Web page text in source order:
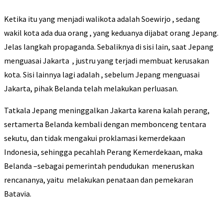
Ketika itu yang menjadi walikota adalah Soewirjo , sedang
wakil kota ada dua orang , yang keduanya dijabat orang Jepang.
Jelas langkah propaganda. Sebaliknya di sisi lain, saat Jepang
menguasai Jakarta , justru yang terjadi membuat kerusakan
kota. Sisi lainnya lagi adalah , sebelum Jepang menguasai
Jakarta, pihak Belanda telah melakukan perluasan.
Tatkala Jepang meninggalkan Jakarta karena kalah perang,
sertamerta Belanda kembali dengan membonceng tentara
sekutu, dan tidak mengakui proklamasi kemerdekaan
Indonesia, sehingga pecahlah Perang Kemerdekaan, maka
Belanda –sebagai pemerintah pendudukan meneruskan
rencananya, yaitu melakukan penataan dan pemekaran
Batavia.